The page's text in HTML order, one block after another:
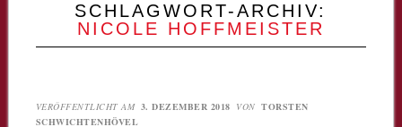
SCHLAGWORT-ARCHIV:
NICOLE HOFFMEISTER
VERÖFFENTLICHT AM 3. DEZEMBER 2018 VON TORSTEN
SCHWICHTENHÖVEL